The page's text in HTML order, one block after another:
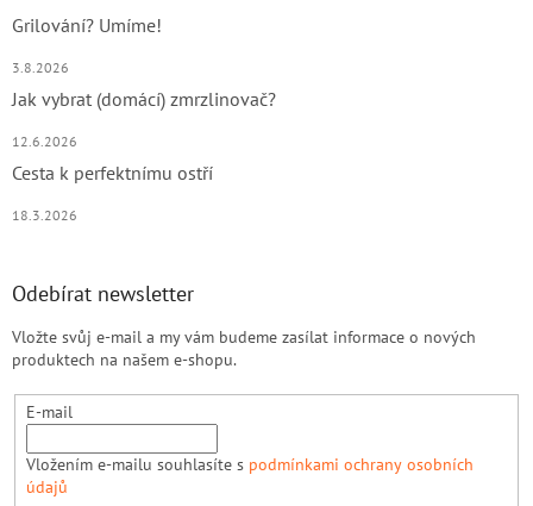
Grilování? Umíme!
3.8.2026
Jak vybrat (domácí) zmrzlinovač?
12.6.2026
Cesta k perfektnímu ostří
18.3.2026
Odebírat newsletter
Vložte svůj e-mail a my vám budeme zasílat informace o nových
produktech na našem e-shopu.
E-mail
Vložením e-mailu souhlasíte s podmínkami ochrany osobních
údajů